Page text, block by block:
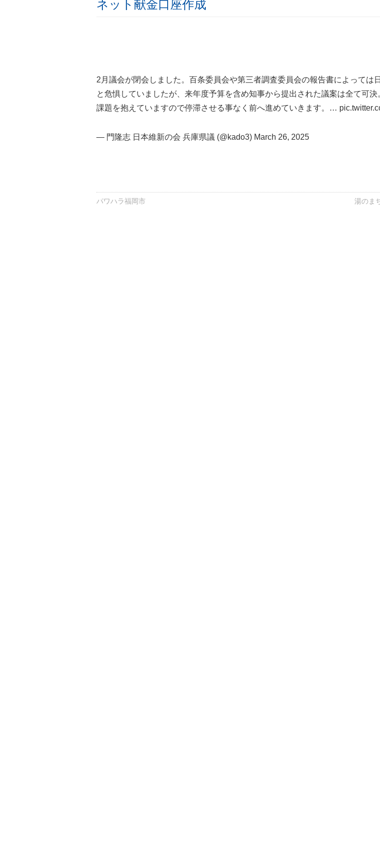
ネット献金口座作成
2月議会が閉会しました。百条委員会や第三者調査委員会の報告書によっては
と危惧していましたが、来年度予算を含め知事から提出された議案は全て可
課題を抱えていますので停滞させる事なく前へ進めていきます。…
— 門隆志 日本維新の会 兵庫県議 (@kado3) March 26, 2025
パワハラ福岡市 湯のま